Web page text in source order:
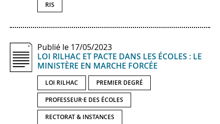
RIS
Publié le 17/05/2023
LOI RILHAC ET PACTE DANS LES ÉCOLES : LE
MINISTÈRE EN MARCHE FORCÉE
LOI RILHAC PREMIER DEGRÉ
PROFESSEUR·E DES ÉCOLES
RECTORAT & INSTANCES